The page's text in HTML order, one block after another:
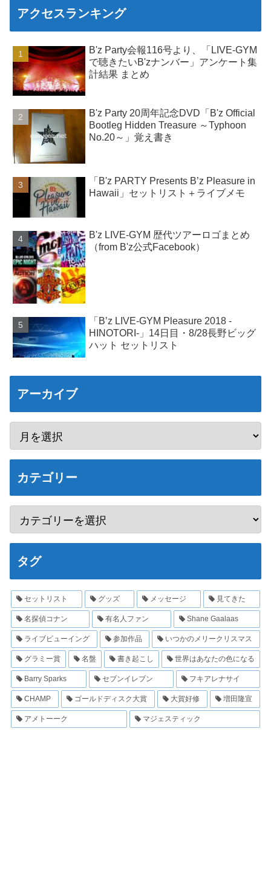
アクセスランキング
B'z Party会報116号より、「LIVE-GYM
で聴きたいB'zナンバー」アンケート集
計結果 まとめ
B'z Party 20周年記念DVD「B'z Official
Bootleg Hidden Treasure ～Typhoon
No.20～」覚え書き
「B'z PARTY Presents B’z Pleasure in
Hawaii」セットリスト＋ライブメモ
B'z LIVE-GYM 歴代ツアーロゴまとめ
（from B'z公式Facebook）
「B’z LIVE-GYM Pleasure 2018 -
HINOTORI-」14日目・8/28長野ビッグ
ハット セットリスト
アーカイブ
カテゴリー
タグ
セットリスト グッズ メッセージ 見てきた
名探偵コナン 有名人ファン Shane Gaalaas
ライブビューイング 参加作品 いつかのメリークリスマス
グラミー賞 名盤 書き起こし 世界はあなたの色になる
Barry Sparks セブンイレブン フキアレナサイ
CHAMP ゴールドディスク大賞 大賀好修 増田隆宣
アメトーーク マジェスティック